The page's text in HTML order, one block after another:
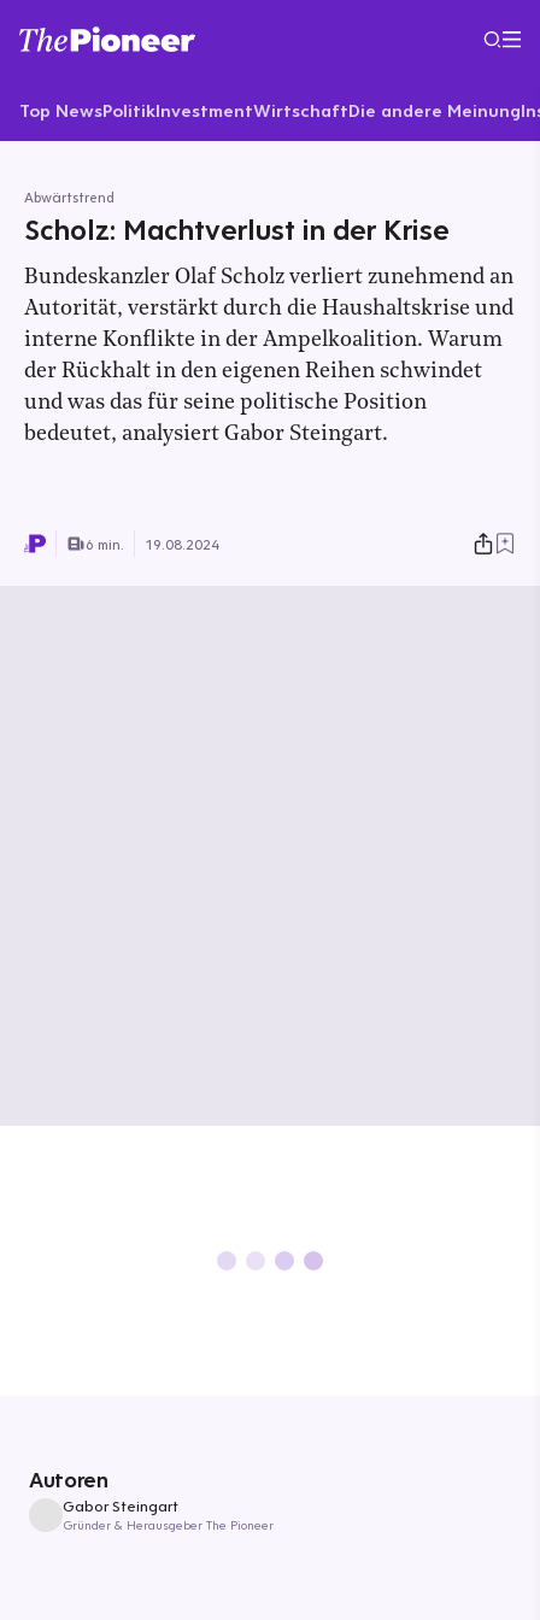
Top NewsPolitikInvestmentWirtschaftDie andere Meinung
Abwärtstrend
Scholz: Machtverlust in der Krise
Bundeskanzler Olaf Scholz verliert zunehmend an
Autorität, verstärkt durch die Haushaltskrise und
interne Konflikte in der Ampelkoalition. Warum
der Rückhalt in den eigenen Reihen schwindet
und was das für seine politische Position
bedeutet, analysiert Gabor Steingart.
6 min. 19.08.2024
Autoren
Gabor Steingart
Gründer & Herausgeber The Pioneer